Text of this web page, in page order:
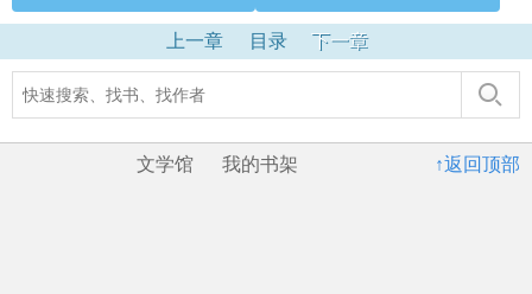
上一章 目录 下一章
↑返回顶部
文学馆 我的书架